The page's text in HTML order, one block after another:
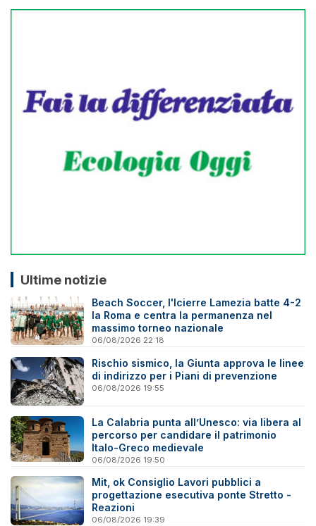
Ultime notizie
Beach Soccer, l'Icierre Lamezia batte 4-2
la Roma e centra la permanenza nel
massimo torneo nazionale
06/08/2026 22:18
Rischio sismico, la Giunta approva le linee
di indirizzo per i Piani di prevenzione
06/08/2026 19:55
La Calabria punta all’Unesco: via libera al
percorso per candidare il patrimonio
Italo-Greco medievale
06/08/2026 19:50
Mit, ok Consiglio Lavori pubblici a
progettazione esecutiva ponte Stretto -
Reazioni
06/08/2026 19:39